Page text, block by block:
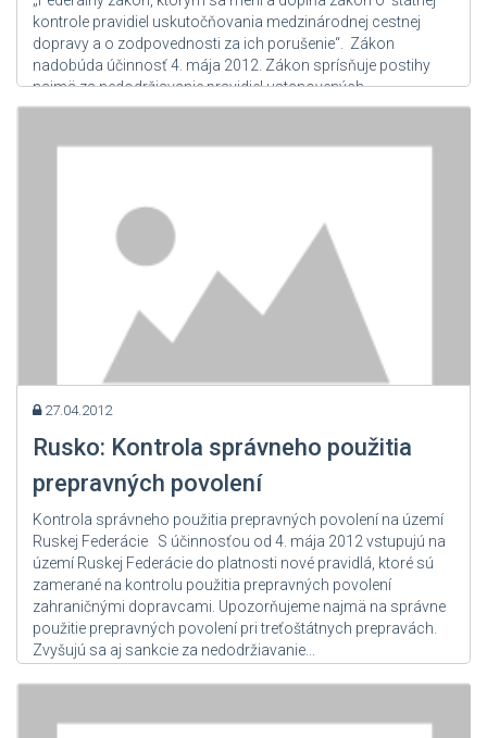
kontrole pravidiel uskutočňovania medzinárodnej cestnej
dopravy a o zodpovednosti za ich porušenie“. Zákon
nadobúda účinnosť 4. mája 2012. Zákon sprísňuje postihy
najmä za nedodržiavanie pravidiel ustanovených
bilaterálnymi medzivládnymi dohodami o medzinárodnej
27.04.2012
Rusko: Kontrola správneho použitia
prepravných povolení
Kontrola správneho použitia prepravných povolení na území
Ruskej Federácie S účinnosťou od 4. mája 2012 vstupujú na
území Ruskej Federácie do platnosti nové pravidlá, ktoré sú
zamerané na kontrolu použitia prepravných povolení
zahraničnými dopravcami. Upozorňujeme najmä na správne
použitie prepravných povolení pri treťoštátnych prepravách.
Zvyšujú sa aj sankcie za nedodržiavanie...
Zdroj: User Admin